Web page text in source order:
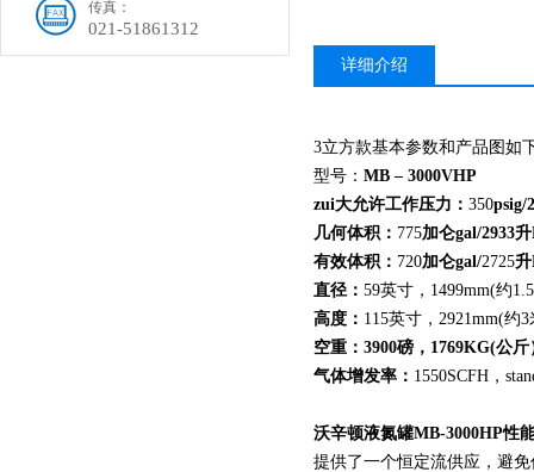
传真：
021-51861312
详细介绍
3立方款基本参数和产品图如
型号： MB – 3000VHP
zui大允许工作压力： 350psig/
几何体积： 775加仑gal/2933
有效体积： 720加仑gal/2725
直径： 59英寸，1499mm(约
高度： 115英寸，2921mm(约3
空重：3900磅，1769KG(公
气体增发率： 1550SCFH，
沃辛顿液氮罐MB-3000HP性
提供了一个恒定流供应，避